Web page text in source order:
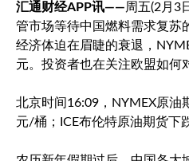
汇通财经APP讯——周五(2月3
管市场等待中国燃料需求复苏
经济体迫在眉睫的衰退，
元。投资者也在关注欧盟如何
北京时间16:09，NYMEX原油
元/桶；ICE布伦特原油期货下